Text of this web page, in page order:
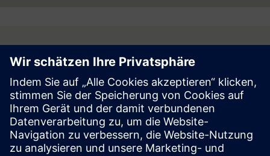
Follow
Press | Company | Siemens